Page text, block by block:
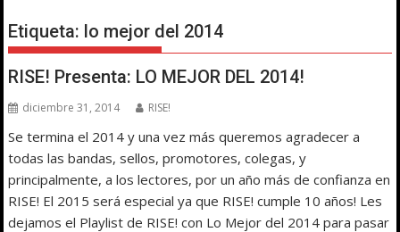
Etiqueta: lo mejor del 2014
RISE! Presenta: LO MEJOR DEL 2014!
diciembre 31, 2014 RISE!
Se termina el 2014 y una vez más queremos agradecer a
todas las bandas, sellos, promotores, colegas, y
principalmente, a los lectores, por un año más de confianza en
RISE! El 2015 será especial ya que RISE! cumple 10 años! Les
dejamos el Playlist de RISE! con Lo Mejor del 2014 para pasar